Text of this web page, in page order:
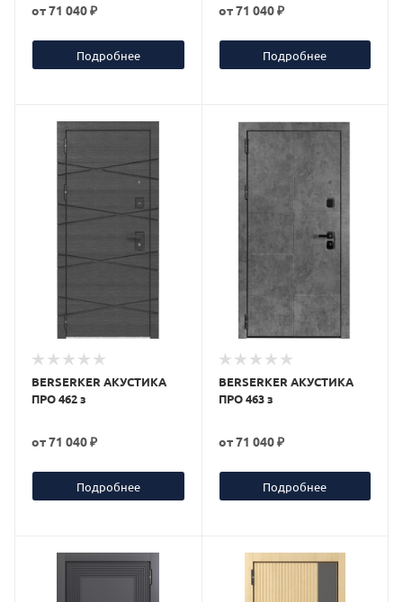
от71 040 ₽
Подробнее
от71 040 ₽
Подробнее
BERSERKER АКУСТИКА
ПРО 462 з
от71 040 ₽
Подробнее
BERSERKER АКУСТИКА
ПРО 463 з
от71 040 ₽
Подробнее